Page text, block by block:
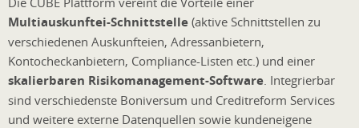
Multiauskunftei-Schnittstelle (aktive Schnittstellen zu
verschiedenen Auskunfteien, Adressanbietern,
Kontocheckanbietern, Compliance-Listen etc.) und einer
skalierbaren Risikomanagement-Software . Integrierbar
sind verschiedenste Boniversum und Creditreform Services
und weitere externe Datenquellen sowie kundeneigene